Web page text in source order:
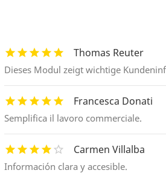
Thomas Reuter
Dieses Modul zeigt wichtige
Francesca Donati
Semplifica il lavoro commerciale.
Carmen Villalba
Información clara y accesible.